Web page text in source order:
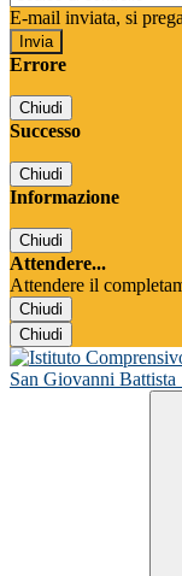
E-mail inviata, si
Errore
Chiudi
Successo
Chiudi
Informazione
Chiudi
Attendere...
Attendere il
Chiudi
Chiudi
San Giovanni Battista